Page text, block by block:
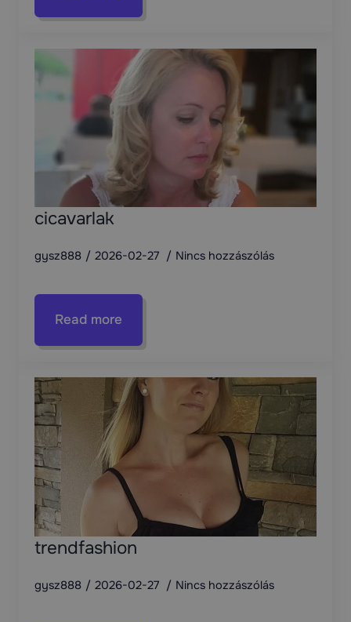
cicavarlak
gysz888 2026-02-27 Nincs hozzászólás
Read more
trendfashion
gysz888 2026-02-27 Nincs hozzászólás